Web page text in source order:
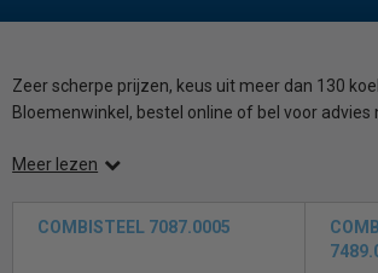
Zeer scherpe prijzen, keus uit meer dan 130
Bloemenwinkel, bestel online of bel voor advies
Meer lezen
COMBISTEEL 7087.0005